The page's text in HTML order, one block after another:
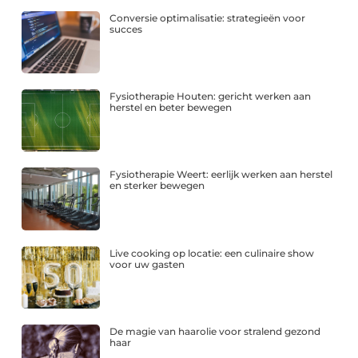
Conversie optimalisatie: strategieën voor
succes
Fysiotherapie Houten: gericht werken aan
herstel en beter bewegen
Fysiotherapie Weert: eerlijk werken aan herstel
en sterker bewegen
Live cooking op locatie: een culinaire show
voor uw gasten
De magie van haarolie voor stralend gezond
haar